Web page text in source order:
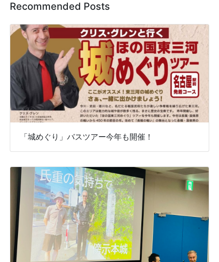
Recommended Posts
「城めぐり」バスツアー今年も開催！